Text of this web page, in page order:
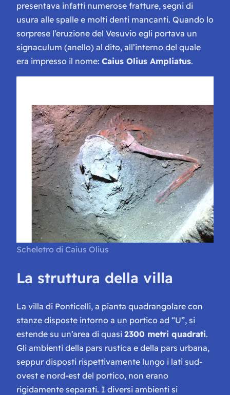
presentava infatti numerose fratture, segni di
usura alle spalle e molti denti mancanti. Quando lo
sorprese l’eruzione del Vesuvio egli portava un
signaculum (anello) al dito, all’interno del quale
era impresso il nome: Caius Olius Ampliatus.
Scheletro di Caius Olius
La struttura della villa
La villa di Ponticelli, a pianta quadrangolare con
stanze disposte intorno a un portico ad “U”, si
estende su un’area di quasi 2300 metri quadrati.
Gli ambienti della pars rustica e della pars urbana,
seppur disposti rispettivamente lungo i lati sud-
ovest e nord-est del portico, non erano
rigidamente separati. I diversi ambienti si